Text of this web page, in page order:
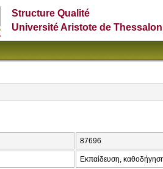
Structure Qualité
Université Aristote de
87696
Εκπαίδευση,